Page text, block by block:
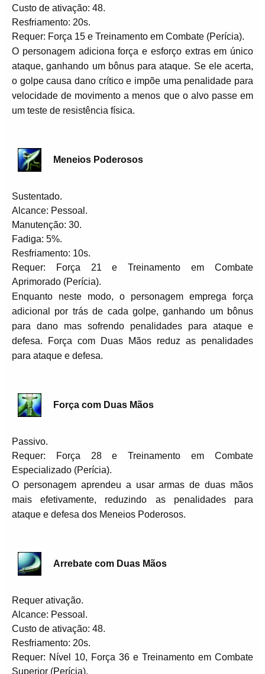
Custo de ativação: 48.
Resfriamento: 20s.
Requer: Força 15 e Treinamento em Combate (Perícia).
O personagem adiciona força e esforço extras em único
ataque, ganhando um bônus para ataque. Se ele acerta,
o golpe causa dano crítico e impõe uma penalidade para
velocidade de movimento a menos que o alvo passe em
um teste de resistência física.
Meneios Poderosos
Sustentado.
Alcance: Pessoal.
Manutenção: 30.
Fadiga: 5%.
Resfriamento: 10s.
Requer: Força 21 e Treinamento em Combate
Aprimorado (Perícia).
Enquanto neste modo, o personagem emprega força
adicional por trás de cada golpe, ganhando um bônus
para dano mas sofrendo penalidades para ataque e
defesa. Força com Duas Mãos reduz as penalidades
para ataque e defesa.
Força com Duas Mãos
Passivo.
Requer: Força 28 e Treinamento em Combate
Especializado (Perícia).
O personagem aprendeu a usar armas de duas mãos
mais efetivamente, reduzindo as penalidades para
ataque e defesa dos Meneios Poderosos.
Arrebate com Duas Mãos
Requer ativação.
Alcance: Pessoal.
Custo de ativação: 48.
Resfriamento: 20s.
Requer: Nível 10, Força 36 e Treinamento em Combate
Superior (Perícia).